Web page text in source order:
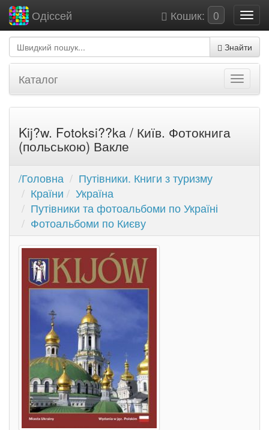
Кошик: 0
Одіссей
Знайти
Каталог
Kij?w. Fotoksi??ka / Київ. Фотокнига
(польською) Вакле
/Головна
Путівники. Книги з туризму
Країни
Україна
Путівники та фотоальбоми по Україні
Фотоальбоми по Києву